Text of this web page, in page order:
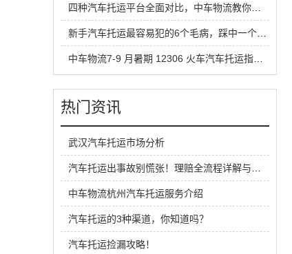
热门资讯
武汉汽车托运市场分析
中车物流杭州汽车托运服务介绍
汽车托运的3种渠道，你知道吗？
汽车托运捡漏攻略！